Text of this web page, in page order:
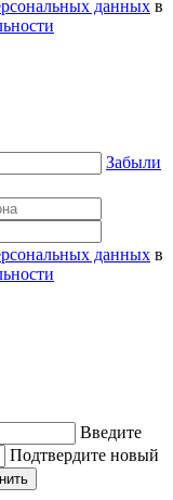
данных в
Забыли
данных в
Введите
Подтвердите новый